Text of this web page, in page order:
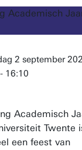
2 september
16:10
Academisch
Twente
een feest van